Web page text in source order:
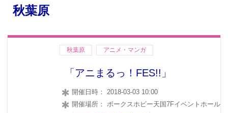
秋葉原
秋葉原 アニメ・マンガ
「アニまるっ！FES!!」
開催日時： 2018-03-03 10:00
開催場所： ボークスホビー天国7Fイベントホール